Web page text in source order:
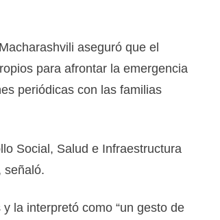
aseguró que el
para afrontar la emergencia
periódicas con las familias
Social, Salud e Infraestructura
señaló.
la interpretó como “un gesto de